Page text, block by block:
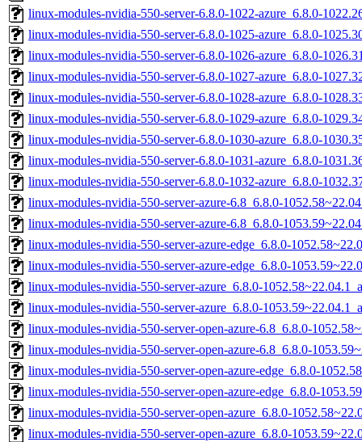
linux-modules-nvidia-550-server-6.8.0-1022-azure_6.8.0-
linux-modules-nvidia-550-server-6.8.0-1025-azure_6.8.0-
linux-modules-nvidia-550-server-6.8.0-1026-azure_6.8.0-
linux-modules-nvidia-550-server-6.8.0-1027-azure_6.8.0-
linux-modules-nvidia-550-server-6.8.0-1028-azure_6.8.0-
linux-modules-nvidia-550-server-6.8.0-1029-azure_6.8.0-
linux-modules-nvidia-550-server-6.8.0-1030-azure_6.8.0-
linux-modules-nvidia-550-server-6.8.0-1031-azure_6.8.0-
linux-modules-nvidia-550-server-6.8.0-1032-azure_6.8.0-
linux-modules-nvidia-550-server-azure-6.8_6.8.0-
linux-modules-nvidia-550-server-azure-6.8_6.8.0-
linux-modules-nvidia-550-server-azure-edge_6.8.0-
linux-modules-nvidia-550-server-azure-edge_6.8.0-
linux-modules-nvidia-550-server-azure_6.8.0-
linux-modules-nvidia-550-server-azure_6.8.0-
linux-modules-nvidia-550-server-open-azure-6.8_6.8.0-
linux-modules-nvidia-550-server-open-azure-6.8_6.8.0-
linux-modules-nvidia-550-server-open-azure-edge_6.8.0-
linux-modules-nvidia-550-server-open-azure-edge_6.8.0-
linux-modules-nvidia-550-server-open-azure_6.8.0-
linux-modules-nvidia-550-server-open-azure_6.8.0-